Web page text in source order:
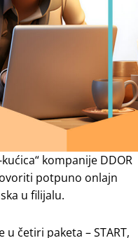
kompanije DDOR
potpuno onlajn
u filijalu.
u četiri paketa – START,